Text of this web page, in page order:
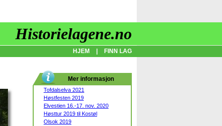
Historielagene.no
HJEM FINN LAG
Mer informasjon
Tofdalselva 2021
Høstfesten 2019
Elvestien 16.-17. nov. 2020
Høsttur 2019 til Kostøl
Olsok 2019